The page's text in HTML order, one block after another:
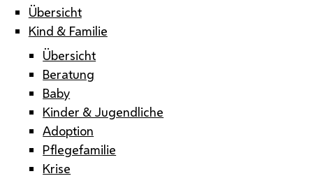
Übersicht
Kind & Familie
Übersicht
Beratung
Baby
Kinder & Jugendliche
Adoption
Pflegefamilie
Krise